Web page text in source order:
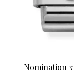
Nomination